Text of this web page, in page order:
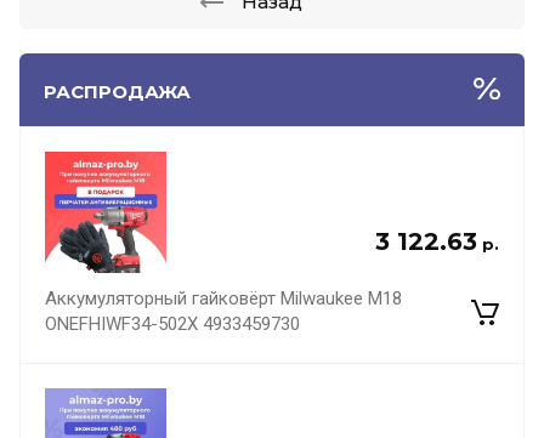
РАСПРОДАЖА
3 122.63 р.
Аккумуляторный гайковёрт Milwaukee M18
ONEFHIWF34-502X 4933459730